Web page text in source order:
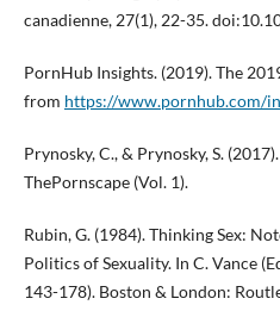
canadienne, 27(1), 22-35.
PornHub Insights. (2019). The
from https://www.pornhub.com/
Prynosky, C., & Prynosky, S.
ThePornscape (Vol. 1).
Rubin, G. (1984). Thinking Sex:
Politics of Sexuality. In C. Vance
143-178). Boston & London: